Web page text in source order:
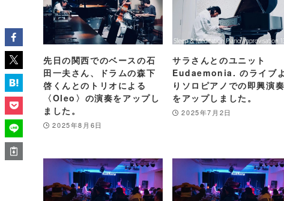
先日の関西でのベースの石
田一夫さん、ドラムの森下
啓くんとのトリオによる
〈Oleo〉の演奏をアップし
ました。
2025年8月6日
サラさんとのユニット
Eudaemonia. のライブよ
りソロピアノでの即興演奏
をアップしました。
2025年7月2日